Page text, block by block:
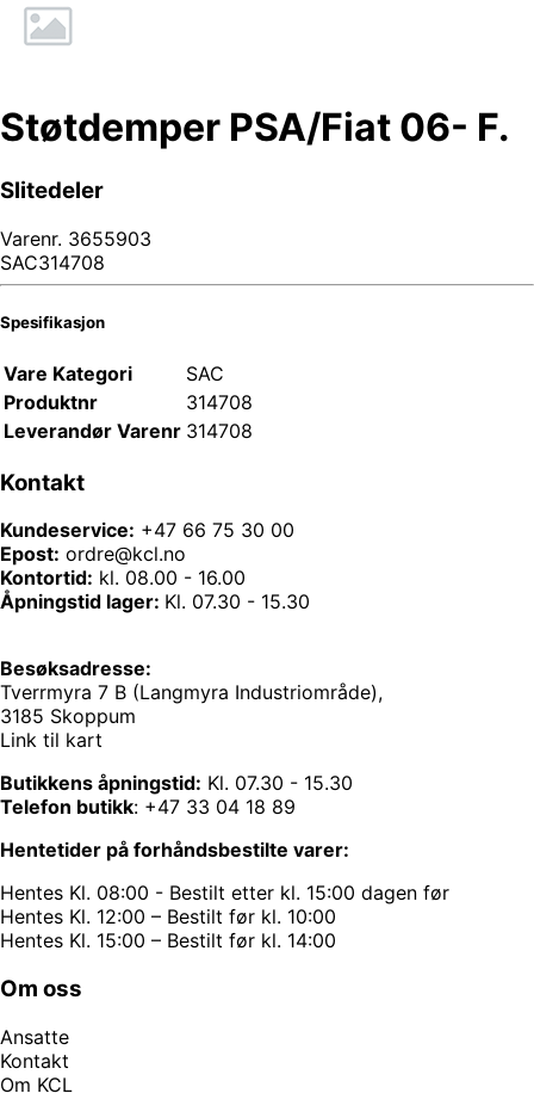
Støtdemper PSA/Fiat 06- F.
Slitedeler
Varenr. 3655903
SAC314708
Spesifikasjon
Vare Kategori
SAC
Produktnr
314708
Leverandør Varenr 314708
Kontakt
Kundeservice: +47 66 75 30 00
Epost: ordre@kcl.no
Kontortid: kl. 08.00 - 16.00
Åpningstid lager: Kl. 07.30 - 15.30
Besøksadresse:
Tverrmyra 7 B (Langmyra Industriområde),
3185 Skoppum
Link til kart
Butikkens åpningstid: Kl. 07.30 - 15.30
Telefon butikk: +47 33 04 18 89
Hentetider på forhåndsbestilte varer:
Hentes Kl. 08:00 - Bestilt etter kl. 15:00 dagen før
Hentes Kl. 12:00 – Bestilt før kl. 10:00
Hentes Kl. 15:00 – Bestilt før kl. 14:00
Om oss
Ansatte
Kontakt
Om KCL